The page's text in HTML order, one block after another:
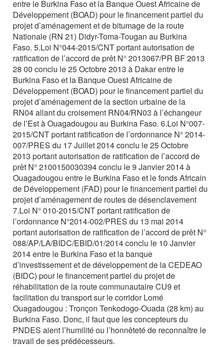
entre le Burkina Faso et la Banque Ouest Africaine de
Développement (BOAD) pour le financement partiel du
projet d’aménagement et de bitumage de la route
Nationale (RN 21) Didyr-Toma-Tougan au Burkina
Faso. 5.Loi N°044-2015/CNT portant autorisation de
ratification de l’accord de prêt N° 2013067/PR BF 2013
28 00 conclu le 25 Octobre 2013 à Dakar entre le
Burkina Faso et la Banque Ouest Africaine de
Développement (BOAD) pour le financement partiel du
projet d’aménagement de la section urbaine de la
RN04 allant du croisement RN04/RN03 à l’échangeur
de l’Est à Ouagadougou au Burkina Faso. 6.Loi N°007-
2015/CNT portant ratification de l’ordonnance N° 2014-
007/PRES du 17 Juillet 2014 conclu le 25 Octobre
2013 portant autorisation de ratification de l’accord de
prêt N° 2100150030394 conclu le 9 Janvier 2014 à
Ouagadougou entre le Burkina Faso et le fonds Africain
de Développement (FAD) pour le financement partiel du
projet d’aménagement de routes de désenclavement
7.Loi N° 010-2015/CNT portant ratification de
l’ordonnance N°2014-002/PRES du 13 mai 2014
portant autorisation de ratification de l’accord de prêt N°
088/AP/LA/BIDC/EBID/01/2014 conclu le 10 Janvier
2014 entre le Burkina Faso et la banque
d’investissement et de développement de la CEDEAO
(BIDC) pour le financement partiel du projet de
réhabilitation de la route communautaire CU9 et
facilitation du transport sur le corridor Lomé
Ouagadougou : Tronçon Tenkodogo-Ouada (28 km) au
Burkina Faso. Donc, il faut que les concepteurs du
PNDES aient l’humilité ou l’honnêteté de reconnaître le
travail de ses prédécesseurs.